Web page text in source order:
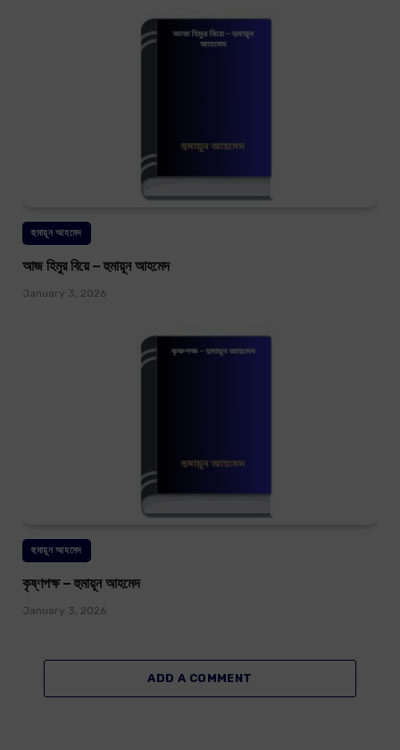
হুমায়ূন আহমেদ
আজ হিমুর বিয়ে – হুমায়ূন আহমেদ
January 3, 2026
হুমায়ূন আহমেদ
কৃষ্ণপক্ষ – হুমায়ূন আহমেদ
January 3, 2026
ADD A COMMENT